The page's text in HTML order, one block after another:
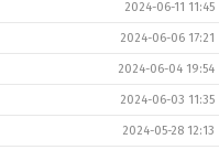
2024-06-11 11:45
2024-06-06 17:21
2024-06-04 19:54
2024-06-03 11:35
2024-05-28 12:13